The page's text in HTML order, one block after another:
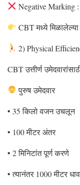
Negative Marking :
CBT मध्ये
2) Physical
CBT उत्तीर्ण
पुरुष उमेदवार
• 35 किलो वजन उचलून
• 100 मीटर अंतर
• 2 मिनिटांत पूर्ण करणे
• त्यानंतर 1000 मीटर